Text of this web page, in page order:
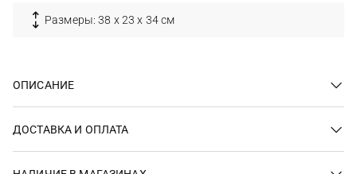
Размеры: 38 х 23 х 34 см
ОПИСАНИЕ
ДОСТАВКА И ОПЛАТА